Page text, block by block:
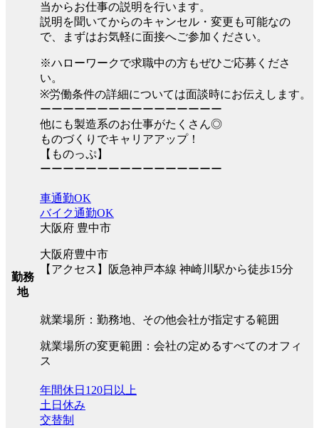
当からお仕事の説明を行います。
説明を聞いてからのキャンセル・変更も可能なの
で、まずはお気軽に面接へご参加ください。
※ハローワークで求職中の方もぜひご応募くださ
い。
※労働条件の詳細については面談時にお伝えします。
ーーーーーーーーーーーーーーーー
他にも製造系のお仕事がたくさん◎
ものづくりでキャリアアップ！
【ものっぷ】
ーーーーーーーーーーーーーーーー
勤務
地
車通勤OK
バイク通勤OK
大阪府 豊中市
大阪府豊中市
【アクセス】阪急神戸本線 神崎川駅から徒歩15分
就業場所：勤務地、その他会社が指定する範囲
就業場所の変更範囲：会社の定めるすべてのオフィ
ス
年間休日120日以上
土日休み
交替制